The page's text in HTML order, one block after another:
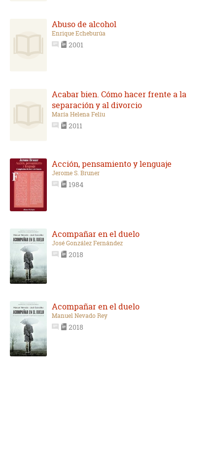
Abuso de alcohol
Enrique Echeburúa
2001
Acabar bien. Cómo hacer frente a la
separación y al divorcio
María Helena Feliu
2011
Acción, pensamiento y lenguaje
Jerome S. Bruner
1984
Acompañar en el duelo
José González Fernández
2018
Acompañar en el duelo
Manuel Nevado Rey
2018